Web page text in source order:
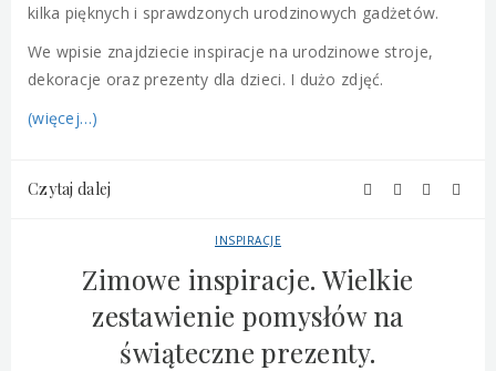
kilka pięknych i sprawdzonych urodzinowych gadżetów.
We wpisie znajdziecie inspiracje na urodzinowe stroje,
dekoracje oraz prezenty dla dzieci. I dużo zdjęć.
(więcej…)
Czytaj dalej
INSPIRACJE
Zimowe inspiracje. Wielkie
zestawienie pomysłów na
świąteczne prezenty.